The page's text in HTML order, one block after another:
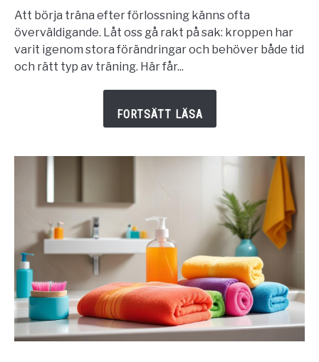
efter
förlossning:
Kom
igång
Att börja träna efter förlossning känns ofta
överväldigande. Låt oss gå rakt på sak: kroppen har
varit igenom stora förändringar och behöver både tid
och rätt typ av träning. Här får...